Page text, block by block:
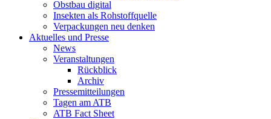
Obstbau digital
Insekten als Rohstoffquelle
Verpackungen neu denken
Aktuelles und Presse
News
Veranstaltungen
Rückblick
Archiv
Pressemitteilungen
Tagen am ATB
ATB Fact Sheet